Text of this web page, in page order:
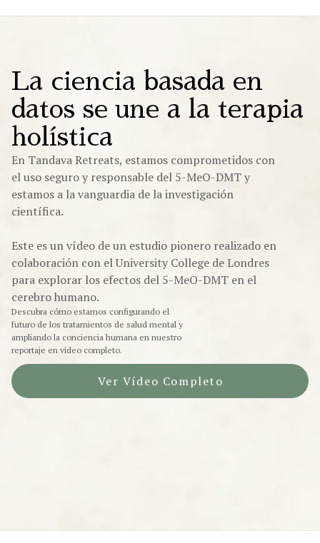
La ciencia basada en
datos se une a la terapia
holística
En Tandava Retreats, estamos comprometidos con
el uso seguro y responsable del 5-MeO-DMT y
estamos a la vanguardia de la investigación
científica.
Este es un vídeo de un estudio pionero realizado en
colaboración con el University College de Londres
para explorar los efectos del 5-MeO-DMT en el
cerebro humano.
Descubra cómo estamos configurando el
futuro de los tratamientos de salud mental y
ampliando la conciencia humana en nuestro
reportaje en vídeo completo.
Ver Vídeo Completo